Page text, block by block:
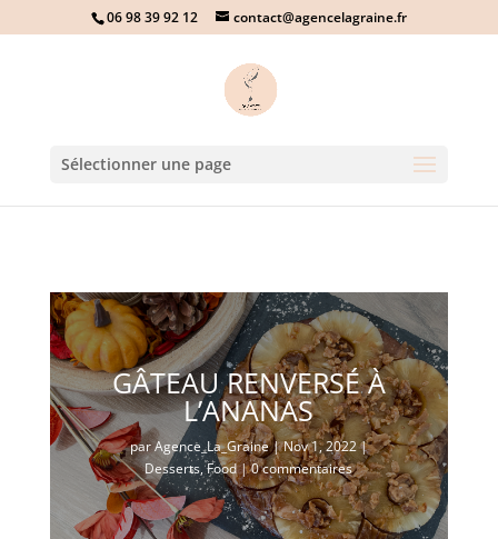
06 98 39 92 12 contact@agencelagraine.fr
Sélectionner une page
GÂTEAU RENVERSÉ À
L’ANANAS
parAgence_La_Graine|Nov 1, 2022|
Desserts,Food|0 commentaires